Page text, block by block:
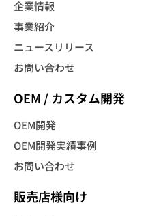
企業情報
事業紹介
ニュースリリース
お問い合わせ
OEM / カスタム開発
OEM開発
OEM開発実績事例
お問い合わせ
販売店様向け